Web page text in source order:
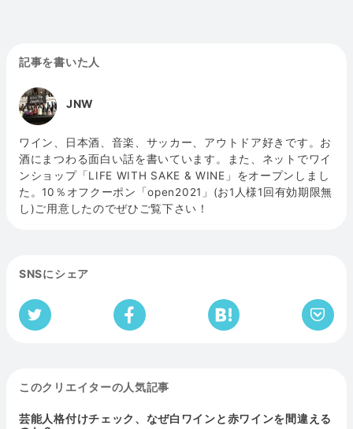
記事を書いた人
JNW
ワイン、日本酒、音楽、サッカー、アウトドア好きです。お
酒にまつわる面白い話を書いています。また、ネットでワイ
ンショップ「LIFE WITH SAKE & WINE」をオープンしまし
た。10％オフクーポン「open2021」(お1人様1回有効期限無
し)ご用意したのでぜひご覧下さい！
SNSにシェア
このクリエイターの人気記事
芸能人格付けチェック、なぜ白ワインと赤ワインを間違える